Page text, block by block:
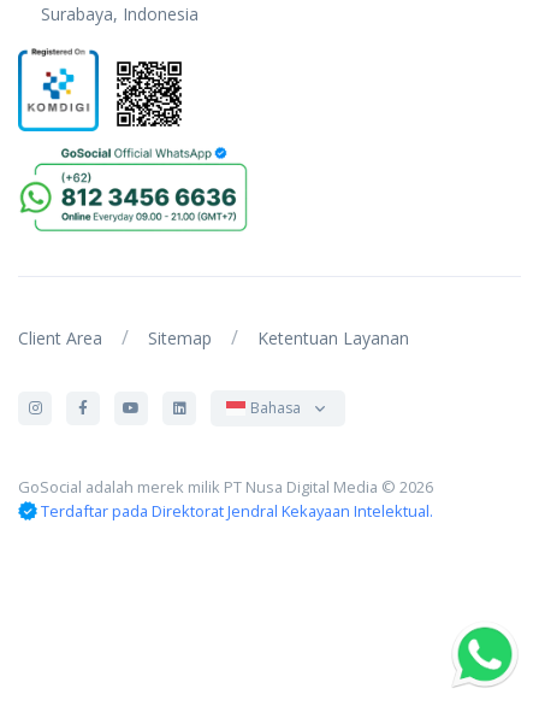
Surabaya, Indonesia
Client Area / Sitemap / Ketentuan Layanan
Bahasa
GoSocial adalah merek milik PT Nusa Digital Media © 2026
Terdaftar pada Direktorat Jendral Kekayaan Intelektual.